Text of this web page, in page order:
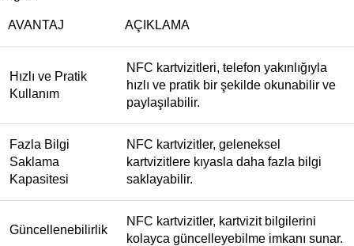
AVANTAJ AÇIKLAMA
Hızlı ve Pratik
Kullanım
NFC kartvizitleri, telefon yakınlığıyla
hızlı ve pratik bir şekilde okunabilir ve
paylaşılabilir.
Fazla Bilgi
Saklama
Kapasitesi
NFC kartvizitler, geleneksel
kartvizitlere kıyasla daha fazla bilgi
saklayabilir.
Güncellenebilirlik
NFC kartvizitler, kartvizit bilgilerini
kolayca güncelleyebilme imkanı sunar.